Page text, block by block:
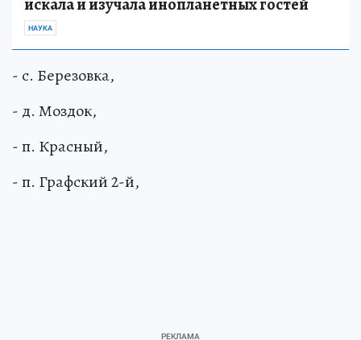
НАУКА
- с. Березовка,
- д. Моздок,
- п. Красный,
- п. Графский 2-й,